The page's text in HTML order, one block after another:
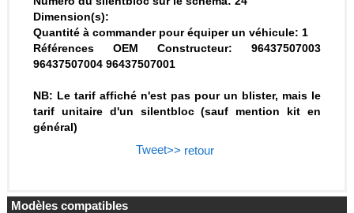
Dimension(s):
Quantité à commander pour équiper un véhicule: 1
Références OEM Constructeur: 96437507003
96437507004 96437507001
NB: Le tarif affiché n'est pas pour un blister, mais le
tarif unitaire d'un silentbloc (sauf mention kit en
général)
Tweet>> retour
Modèles compatibles